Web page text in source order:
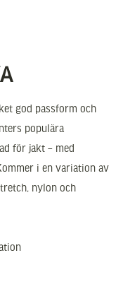
god passform och
populära
för jakt – med
i en variation av
nylon och